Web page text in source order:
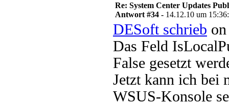
Re: System Center Updates
Antwort #34 - 14.12.10 um
DESoft schrieb
Das Feld
False gesetzt
Jetzt kann ich bei
WSUS-Konsole